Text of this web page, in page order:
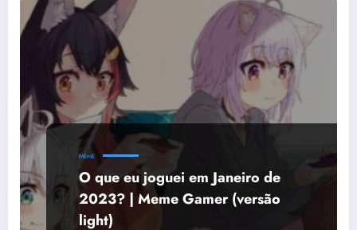
MEME
O que eu joguei em Janeiro de
2023? | Meme Gamer (versão
light)